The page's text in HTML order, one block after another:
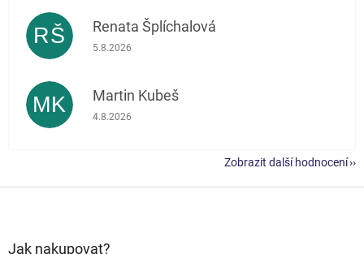
RŠ Renata Šplíchalová
Hodnocení obchodu je 5 z 5 hvězdiček.
5.8.2026
MK Martin Kubeš
Hodnocení obchodu je 5 z 5 hvězdiček.
4.8.2026
Zobrazit další hodnocení
Jak nakupovat?